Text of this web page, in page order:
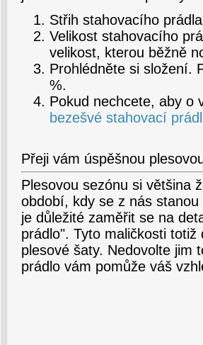
Střih stahovacího
Velikost stahovacího
velikost, kterou běžně
Prohlédněte si složení.
%.
Pokud nechcete, aby o
bezešvé stahovací
Přeji vám úspěšnou
Plesovou sezónu si většina
období, kdy se z nás
je důležité zaměřit se na
prádlo". Tyto maličkosti
plesové šaty. Nedovolte jim
prádlo vám pomůže váš